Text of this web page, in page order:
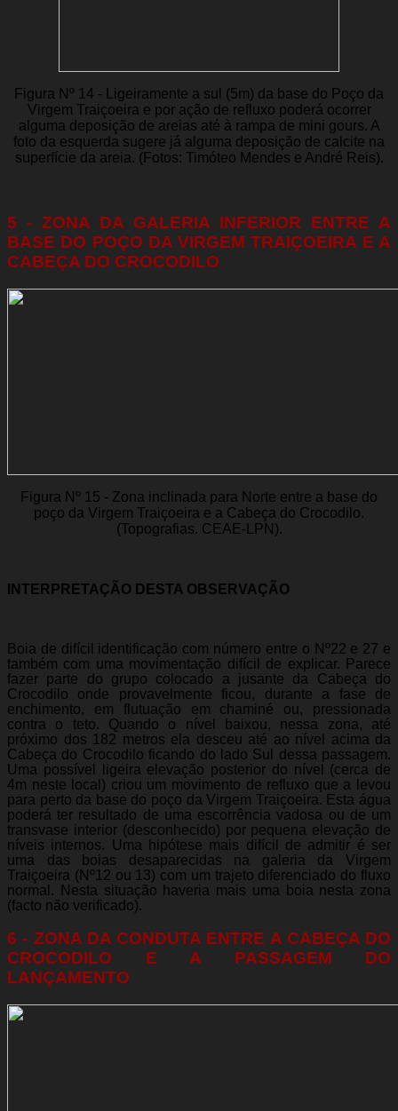
Figura Nº 14 - Ligeiramente a sul (5m) da base do Poço da
Virgem Traiçoeira e por ação de refluxo poderá ocorrer
alguma deposição de areias até à rampa de mini gours. A
foto da esquerda sugere já alguma deposição de calcite na
superfície da areia. (Fotos: Timóteo Mendes e André Reis).
5 - ZONA DA GALERIA INFERIOR ENTRE A
BASE DO POÇO DA VIRGEM TRAIÇOEIRA E A
CABEÇA DO CROCODILO
Figura Nº 15 - Zona inclinada para Norte entre a base do
poço da Virgem Traiçoeira e a Cabeça do Crocodilo.
(Topografias. CEAE-LPN).
INTERPRETAÇÃO DESTA OBSERVAÇÃO
Boia de difícil identificação com número entre o Nº22 e 27 e
também com uma movimentação difícil de explicar. Parece
fazer parte do grupo colocado a jusante da Cabeça do
Crocodilo onde provavelmente ficou, durante a fase de
enchimento, em flutuação em chaminé ou, pressionada
contra o teto. Quando o nível baixou, nessa zona, até
próximo dos 182 metros ela desceu até ao nível acima da
Cabeça do Crocodilo ficando do lado Sul dessa passagem.
Uma possível ligeira elevação posterior do nível (cerca de
4m neste local) criou um movimento de refluxo que a levou
para perto da base do poço da Virgem Traiçoeira. Esta água
poderá ter resultado de uma escorrência vadosa ou de um
transvase interior (desconhecido) por pequena elevação de
níveis internos. Uma hipótese mais difícil de admitir é ser
uma das boias desaparecidas na galeria da Virgem
Traiçoeira (Nº12 ou 13) com um trajeto diferenciado do fluxo
normal. Nesta situação haveria mais uma boia nesta zona
(facto não verificado).
6 - ZONA DA CONDUTA ENTRE A CABEÇA DO
CROCODILO E A PASSAGEM DO
LANÇAMENTO